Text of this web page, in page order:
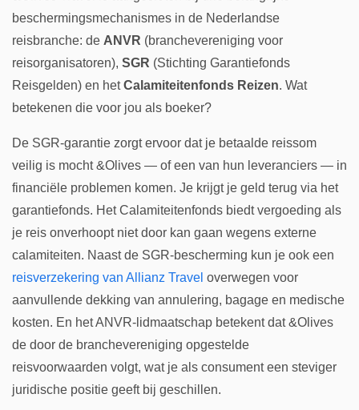
beschermingsmechanismes in de Nederlandse
reisbranche: de ANVR (branchevereniging voor
reisorganisatoren), SGR (Stichting Garantiefonds
Reisgelden) en hetCalamiteitenfonds Reizen. Wat
betekenen die voor jou als boeker?
De SGR-garantie zorgt ervoor dat je betaalde reissom
veilig is mocht &Olives — of een van hun leveranciers — in
financiële problemen komen. Je krijgt je geld terug via het
garantiefonds. Het Calamiteitenfonds biedt vergoeding als
je reis onverhoopt niet door kan gaan wegens externe
calamiteiten. Naast de SGR-bescherming kun je ook een
reisverzekering van Allianz Travel overwegen voor
aanvullende dekking van annulering, bagage en medische
kosten. En het ANVR-lidmaatschap betekent dat &Olives
de door de branchevereniging opgestelde
reisvoorwaarden volgt, wat je als consument een steviger
juridische positie geeft bij geschillen.